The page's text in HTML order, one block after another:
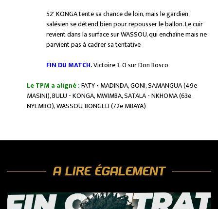
52' KONGA tente sa chance de loin, mais le gardien
salésien se détend bien pour repousser le ballon. Le cuir
revient dans la surface sur WASSOU, qui enchaîne mais ne
parvient pas à cadrer sa tentative
FIN DU MATCH.Victoire 3-0 sur Don Bosco
Le TPM a aligné :FATY - MADINDA, GONI, SAMANGUA (49e
MASINI), BULU - KONGA, MWIMBA, SATALA - NKHOMA (63e
NYEMBO), WASSOU, BONGELI (72e MBAYA)
A LIRE ÉGALEMENT